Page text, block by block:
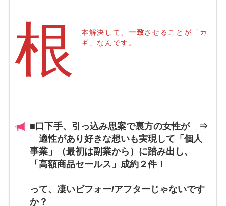
根 本解決して、 一致させることが「カ
ギ」なんです。
■口下手、引っ込み思案で裏方の女性が ⇒
適性があり好きな想いも実現して「個人
事業」（最初は副業から）に踏み出し、
「高額商品セールス」成約２件！
って、凄いビフォー/アフターじゃないです
か？